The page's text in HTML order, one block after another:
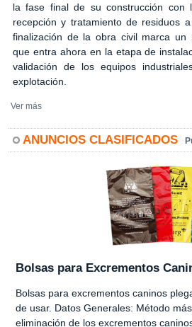
la fase final de su construcción con
recepción y tratamiento de residuos
finalización de la obra civil marca un
que entra ahora en la etapa de
validación de los equipos
explotación.
Ver más
ANUNCIOS CLASIFICADOS
Bolsas para Excrementos
Bolsas para excrementos caninos
de usar. Datos Generales: Método
eliminación de los excrementos